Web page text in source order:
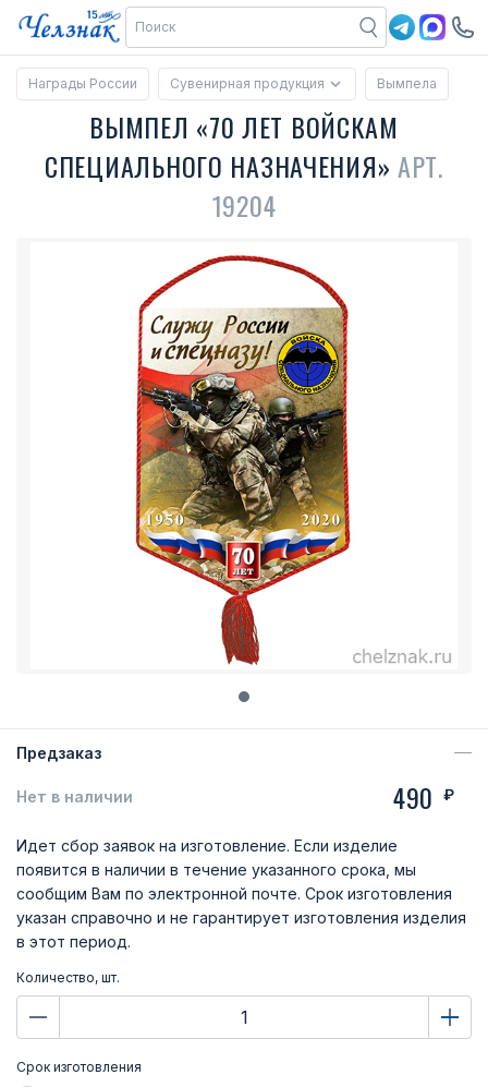
Награды России Сувенирная продукция Вымпела
ВЫМПЕЛ «70 ЛЕТ ВОЙСКАМ
СПЕЦИАЛЬНОГО НАЗНАЧЕНИЯ»АРТ.
19204
Предзаказ
Нет в наличии 490 ₽
Идет сбор заявок на изготовление. Если изделие
появится в наличии в течение указанного срока, мы
сообщим Вам по электронной почте. Срок изготовления
указан справочно и не гарантирует изготовления изделия
в этот период.
Количество, шт.
Срок изготовления